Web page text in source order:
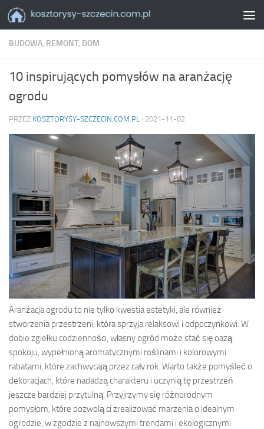
Skip to content
BUDOWA, REMONT, DOM
10 inspirujących pomysłów na aranżację
ogrodu
PRZEZ KOSZTORYSY-SZCZECIN.COM.PL · 2021-11-02
Aranżacja ogrodu to nie tylko kwestia estetyki, ale również
stworzenia przestrzeni, która sprzyja relaksowi i odpoczynkowi. W
dobie zgiełku codzienności, własny ogród może stać się oazą
spokoju, wypełnioną aromatycznymi roślinami i kolorowymi
rabatami, które zachwycają przez cały rok. Warto także pomyśleć o
dekoracjach, które nadadzą charakteru i uczynią tę przestrzeń
jeszcze bardziej przytulną. Przyjrzymy się różnorodnym
pomysłom, które pozwolą ci zrealizować marzenia o idealnym
ogrodzie, w zgodzie z najnowszymi trendami i ekologicznymi